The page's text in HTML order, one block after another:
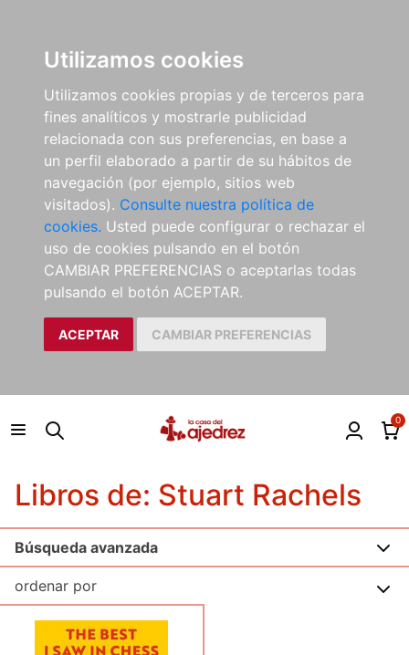
Utilizamos cookies
Utilizamos cookies propias y de terceros para
fines analíticos y mostrarle publicidad
relacionada con sus preferencias, en base a
un perfil elaborado a partir de su hábitos de
navegación (por ejemplo, sitios web
visitados). Consulte nuestra política de
cookies. Usted puede configurar o rechazar el
uso de cookies pulsando en el botón
CAMBIAR PREFERENCIAS o aceptarlas todas
pulsando el botón ACEPTAR.
ACEPTAR CAMBIAR PREFERENCIAS
0
Libros de: Stuart Rachels
Búsqueda avanzada